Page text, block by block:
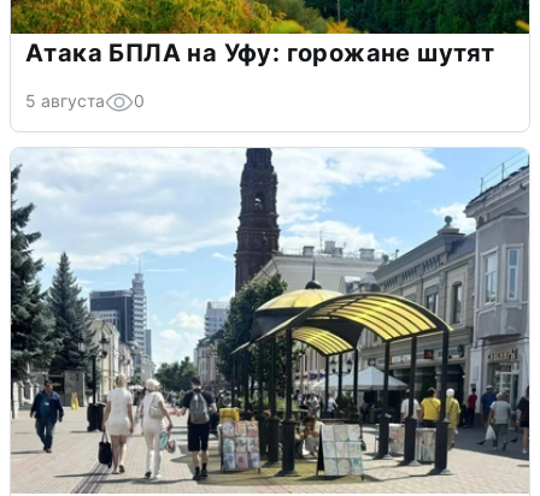
Атака БПЛА на Уфу: горожане шутят
5 августа 0